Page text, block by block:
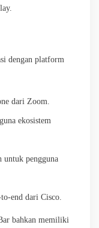
dengan platform
dari Zoom.
ekosistem
untuk pengguna
end dari Cisco.
bahkan memiliki